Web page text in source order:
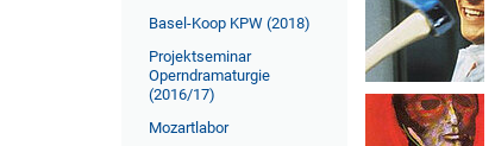
Basel-Koop KPW (2018)
Projektseminar
Operndramaturgie
(2016/17)
Mozartlabor